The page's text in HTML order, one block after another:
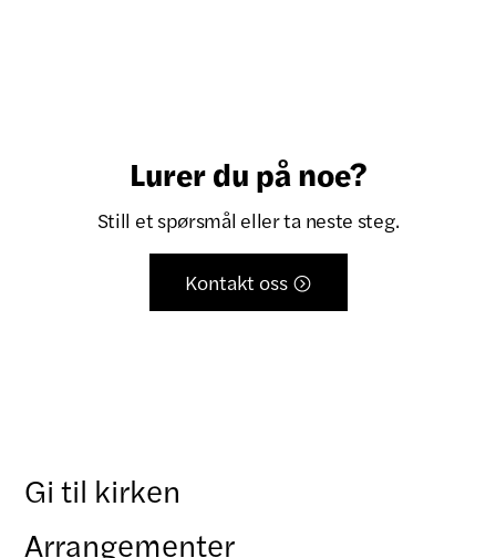
Lurer du på noe?
Still et spørsmål eller ta neste steg.
Kontakt oss 
Gi til kirken
Arrangementer